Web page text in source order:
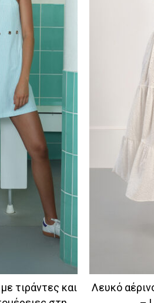
τιράντες και
Λευκό